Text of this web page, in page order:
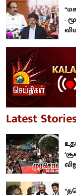
-
Latest